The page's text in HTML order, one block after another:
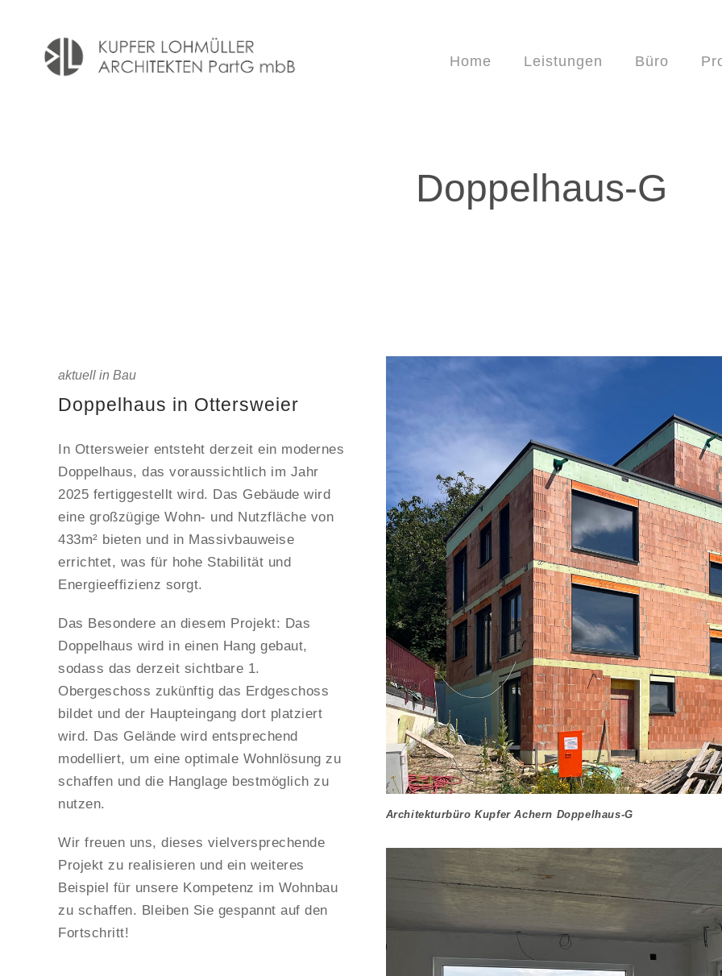
Home Leistungen Büro
Doppelhaus-G
aktuell in Bau
Doppelhaus in Ottersweier
In Ottersweier entsteht derzeit ein modernes
Doppelhaus, das voraussichtlich im Jahr
2025 fertiggestellt wird. Das Gebäude wird
eine großzügige Wohn- und Nutzfläche von
433m² bieten und in Massivbauweise
errichtet, was für hohe Stabilität und
Energieeffizienz sorgt.
Das Besondere an diesem Projekt: Das
Doppelhaus wird in einen Hang gebaut,
sodass das derzeit sichtbare 1.
Obergeschoss zukünftig das Erdgeschoss
bildet und der Haupteingang dort platziert
wird. Das Gelände wird entsprechend
modelliert, um eine optimale Wohnlösung zu
schaffen und die Hanglage bestmöglich zu
nutzen.
Wir freuen uns, dieses vielversprechende
Projekt zu realisieren und ein weiteres
Beispiel für unsere Kompetenz im Wohnbau
zu schaffen. Bleiben Sie gespannt auf den
Fortschritt!
Architekturbüro Kupfer Achern Doppelhaus-G